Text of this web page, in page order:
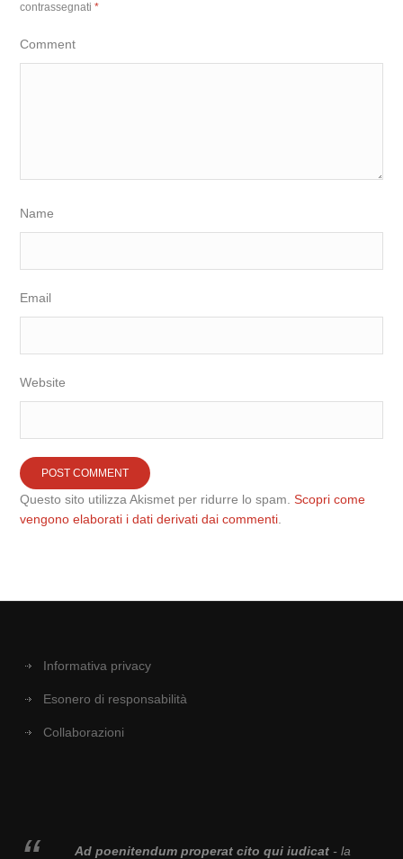
contrassegnati*
Comment
Name
Email
Website
Questo sito utilizza Akismet per ridurre lo spam.Scopri come
vengono elaborati i dati derivati dai commenti
Informativa privacy
Esonero di responsabilità
Collaborazioni
Ad poenitendum properat cito qui iudicat- la